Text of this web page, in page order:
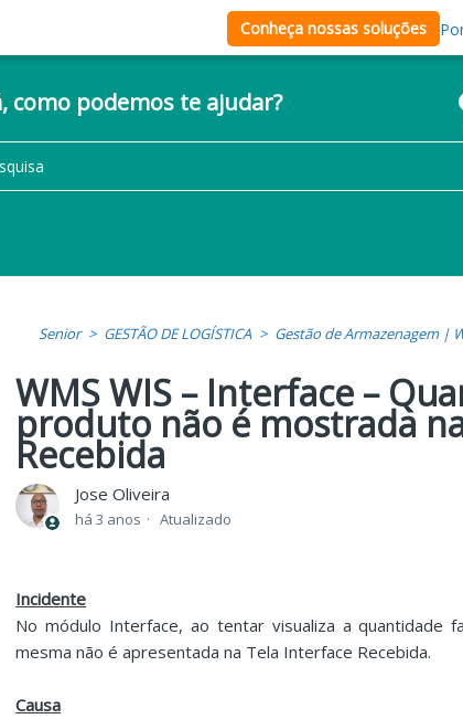
Conheça nossas soluções
como podemos te ajudar?
Senior GESTÃO DE LOGÍSTICA Gestão de Armazenagem |
WMS WIS – Interface –
produto não é mostrada
Recebida
Jose Oliveira
há 3 anos Atualizado
Incidente
No módulo Interface, ao tentar visualiza a quantidade
mesma não é apresentada na Tela Interface Recebida.
Causa